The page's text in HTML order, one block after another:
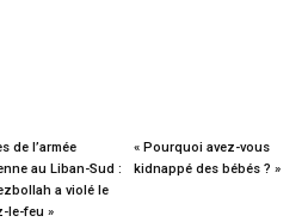
de l’armée
au Liban-Sud :
a violé le
le-feu »
« Pourquoi avez-vous
kidnappé des bébés ? »